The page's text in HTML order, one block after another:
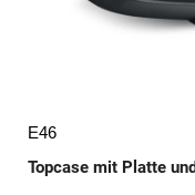
E46
Topcase mit Platte